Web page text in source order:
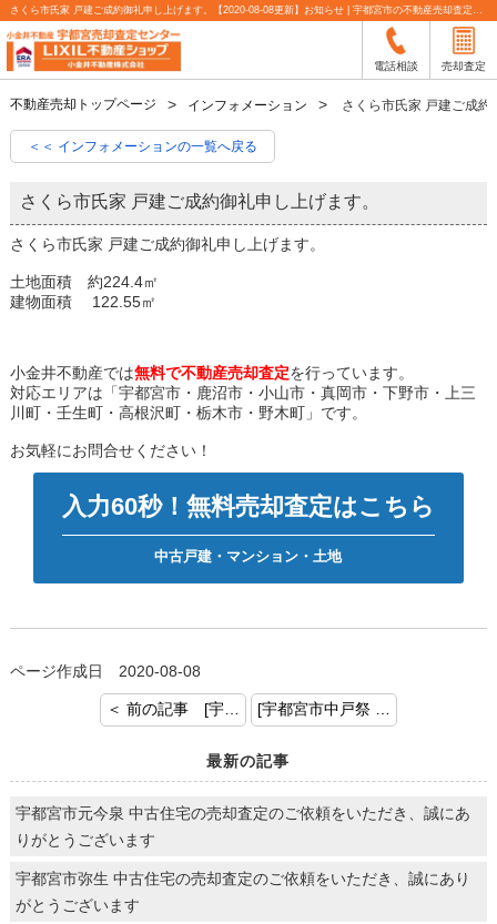
さくら市氏家 戸建ご成約御礼申し上げます。【2020-08-08更新】お知らせ | 宇都宮市の不動産売却査定なら小金井不動産
電話相談 売却査定
不動産売却トップページ インフォメーション さくら市氏家 戸建ご成
＜＜ インフォメーションの一覧へ戻る
さくら市氏家 戸建ご成約御礼申し上げます。
さくら市氏家 戸建ご成約御礼申し上げます。
土地面積 約224.4㎡
建物面積 122.55㎡
小金井不動産では無料で不動産売却査定を行っています。
対応エリアは「宇都宮市・鹿沼市・小山市・真岡市・下野市・上三
川町・壬生町・高根沢町・栃木市・野木町」です。
お気軽にお問合せください！
入力60秒！無料売却査定はこちら
中古戸建・マンション・土地
ページ作成日 2020-08-08
＜ 前の記事 [宇都宮市越戸 戸建ご成約御礼申し上げます。]
最新の記事
宇都宮市元今泉 中古住宅の売却査定のご依頼をいただき、誠にあ
りがとうございます
宇都宮市弥生 中古住宅の売却査定のご依頼をいただき、誠にあり
がとうございます